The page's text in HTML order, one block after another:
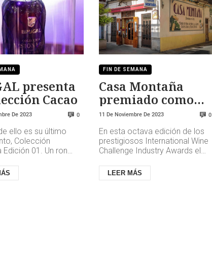
presenta
su colección Cacao
De 2023 0
ello es su último
Colección
Edición 01. Un ron
miembro de la
FIN DE SEMANA
Casa Montaña
premiado como
Mejor Bar de Vinos
de España
11 De Noviembre De 2023 0
En esta octava edición de los
prestigiosos International Wine
Challenge Industry Awards el
conseguido este prestigioso ...
LEER MÁS